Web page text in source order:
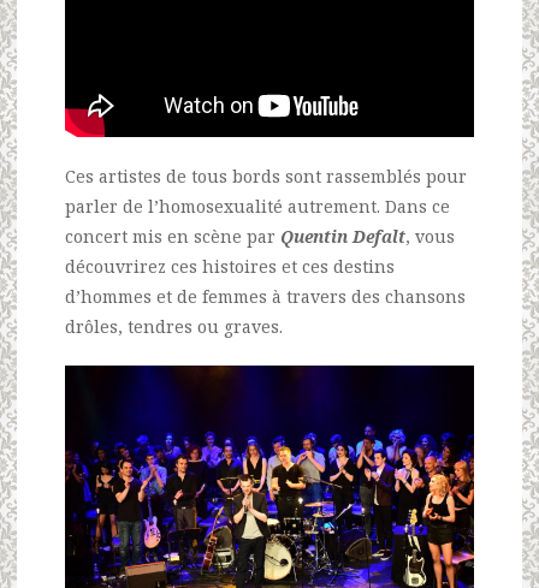
Ces artistes de tous bords sont rassemblés pour
parler de l’homosexualité autrement. Dans ce
concert mis en scène par Quentin Defalt, vous
découvrirez ces histoires et ces destins
d’hommes et de femmes à travers des chansons
drôles, tendres ou graves.